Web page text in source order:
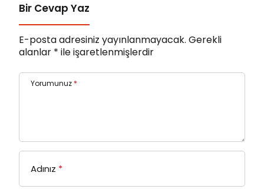
Bir Cevap Yaz
E-posta adresiniz yayınlanmayacak. Gerekli
alanlar * ile işaretlenmişlerdir
Yorumunuz *
Adınız *